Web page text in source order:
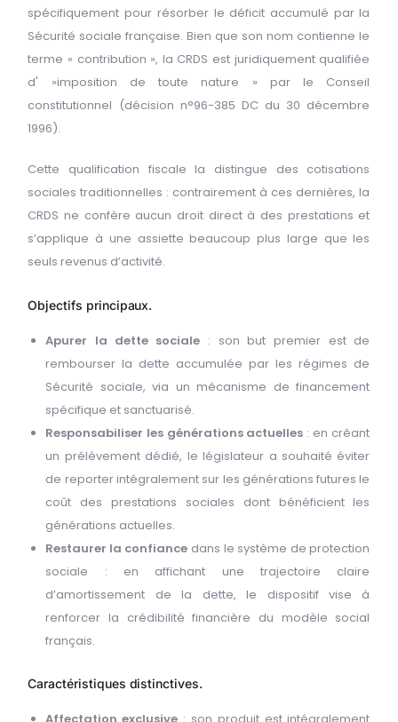
spécifiquement pour résorber le déficit accumulé par la
Sécurité sociale française. Bien que son nom contienne le
terme « contribution », la CRDS est juridiquement qualifiée
d' »imposition de toute nature » par le Conseil
constitutionnel (décision n°96-385 DC du 30 décembre
1996).
Cette qualification fiscale la distingue des cotisations
sociales traditionnelles : contrairement à ces dernières, la
CRDS ne confère aucun droit direct à des prestations et
s’applique à une assiette beaucoup plus large que les
seuls revenus d’activité.
Objectifs principaux.
Apurer la dette sociale : son but premier est de
rembourser la dette accumulée par les régimes de
Sécurité sociale, via un mécanisme de financement
spécifique et sanctuarisé.
Responsabiliser les générations actuelles : en créant
un prélèvement dédié, le législateur a souhaité éviter
de reporter intégralement sur les générations futures le
coût des prestations sociales dont bénéficient les
générations actuelles.
Restaurer la confiance dans le système de protection
sociale : en affichant une trajectoire claire
d’amortissement de la dette, le dispositif vise à
renforcer la crédibilité financière du modèle social
français.
Caractéristiques distinctives.